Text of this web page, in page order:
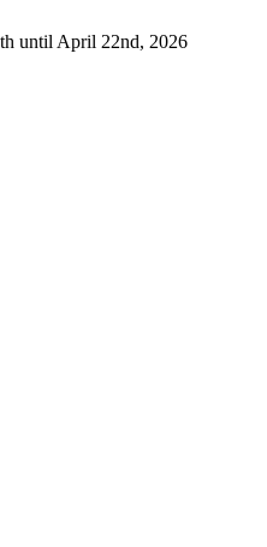
until April 22nd, 2026